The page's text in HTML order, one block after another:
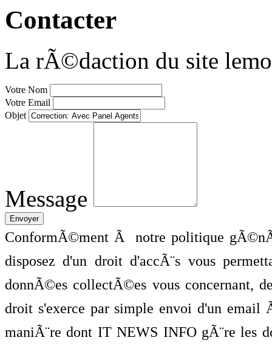
Contacter
La rÃ©daction du site
Votre Nom
Votre Email
Objet
Message
ConformÃ©ment Ã notre politique
disposez d'un droit d'accÃ¨s vous
donnÃ©es collectÃ©es vous concernant,
droit s'exerce par simple envoi d'un
maniÃ¨re dont IT NEWS INFO gÃ¨re les